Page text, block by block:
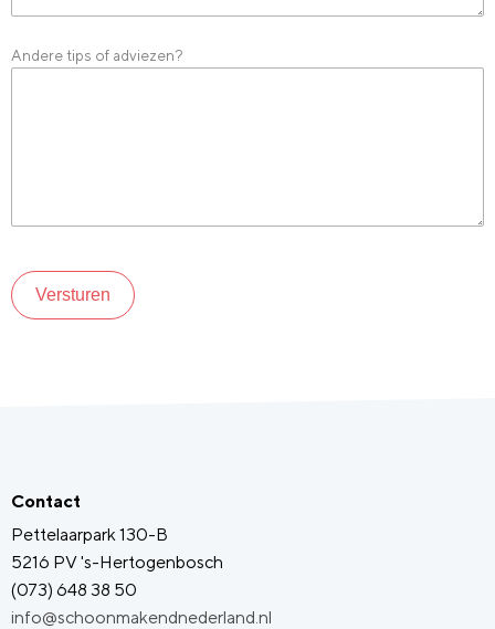
Andere tips of adviezen?
Versturen
Contact
Pettelaarpark 130-B
5216 PV 's-Hertogenbosch
(073) 648 38 50
info@schoonmakendnederland.nl